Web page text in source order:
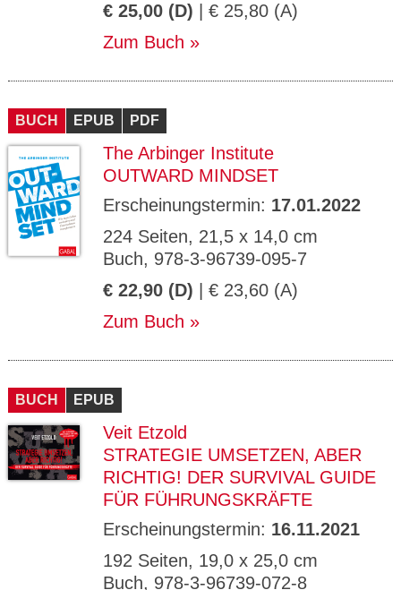
€ 25,00 (D) | € 25,80 (A)
Zum Buch
BUCH EPUB PDF
The Arbinger Institute
OUTWARD MINDSET
Erscheinungstermin: 17.01.2022
224 Seiten, 21,5 x 14,0 cm
Buch, 978-3-96739-095-7
€ 22,90 (D) | € 23,60 (A)
Zum Buch
BUCH EPUB
Veit Etzold
STRATEGIE UMSETZEN, ABER
RICHTIG! DER SURVIVAL GUIDE
FÜR FÜHRUNGSKRÄFTE
Erscheinungstermin: 16.11.2021
192 Seiten, 19,0 x 25,0 cm
Buch, 978-3-96739-072-8